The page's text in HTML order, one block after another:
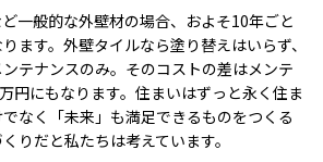
一般的な外壁材の場合、およそ10年ごと
ます。外壁タイルなら塗り替えはいらず、
テナンスのみ。そのコストの差はメンテ
円にもなります。住まいはずっと永く住ま
なく「未来」も満足できるものをつくる
りだと私たちは考えています。